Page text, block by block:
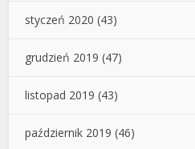
styczeń 2020 (43)
grudzień 2019 (47)
listopad 2019 (43)
październik 2019 (46)